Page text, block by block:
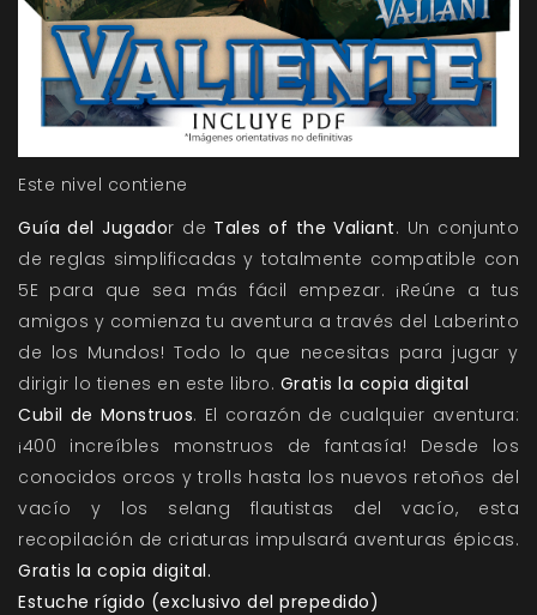
Este nivel contiene
Guía del Jugador de Tales of the Valiant. Un conjunto
de reglas simplificadas y totalmente compatible con
5E para que sea más fácil empezar. ¡Reúne a tus
amigos y comienza tu aventura a través del Laberinto
de los Mundos! Todo lo que necesitas para jugar y
dirigir lo tienes en este libro. Gratis la copia digital
Cubil de Monstruos. El corazón de cualquier aventura:
¡400 increíbles monstruos de fantasía! Desde los
conocidos orcos y trolls hasta los nuevos retoños del
vacío y los selang flautistas del vacío, esta
recopilación de criaturas impulsará aventuras épicas.
Gratis la copia digital.
Estuche rígido (exclusivo del prepedido)